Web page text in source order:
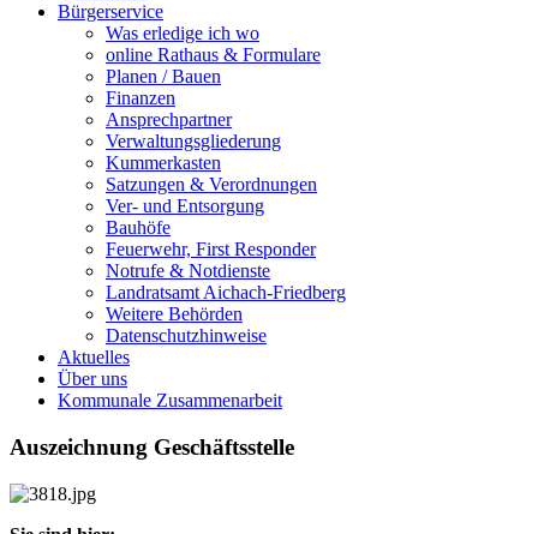
Bürgerservice
Was erledige ich wo
online Rathaus & Formulare
Planen / Bauen
Finanzen
Ansprechpartner
Verwaltungsgliederung
Kummerkasten
Satzungen & Verordnungen
Ver- und Entsorgung
Bauhöfe
Feuerwehr, First Responder
Notrufe & Notdienste
Landratsamt Aichach-Friedberg
Weitere Behörden
Datenschutzhinweise
Aktuelles
Über uns
Kommunale Zusammenarbeit
Auszeichnung Geschäftsstelle